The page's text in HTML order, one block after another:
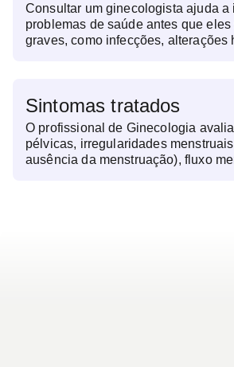
Consultar um ginecologista ajuda a
problemas de saúde antes que eles
graves, como infecções, alterações
menstrual e menopausa.
Sintomas tratados
O profissional de Ginecologia
pélvicas, irregularidades
ausência da menstruação), fluxo